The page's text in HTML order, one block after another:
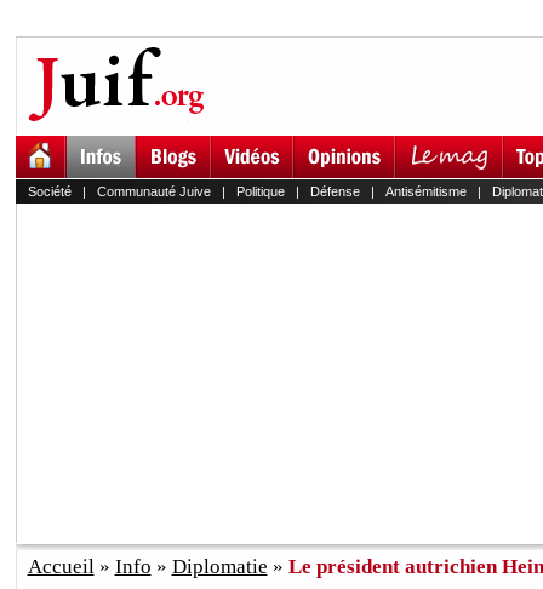
Société| Communauté Juive| Politique| Défense| Antisémitisme|
Accueil» Info » Diplomatie » Le président autrichien